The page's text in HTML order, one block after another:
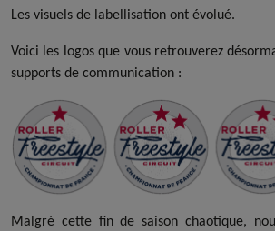
Les visuels de labellisation ont évolué.
Voici les logos que vous retrouverez
supports de communication :
Malgré cette fin de saison chaotique,